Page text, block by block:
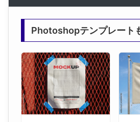
Photoshopテンプレート